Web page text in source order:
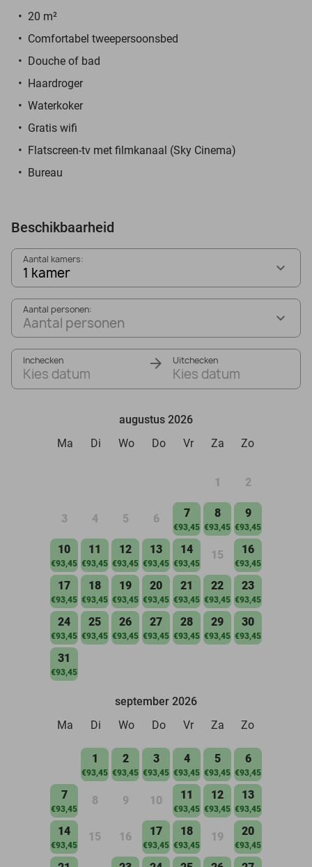
20 m²
Comfortabel tweepersoonsbed
Douche of bad
Haardroger
Waterkoker
Gratis wifi
Flatscreen-tv met filmkanaal (Sky Cinema)
Bureau
Beschikbaarheid
Aantal kamers:
1 kamer
Aantal personen:
Aantal personen
Inchecken
Kies datum
Uitchecken
Kies datum
augustus 2026
Ma
Di Wo Do Vr Za Zo
1 2
3 4 5 6 7
€93,45
8
€93,45
9
€93,45
10
€93,45
11
€93,45
12
€93,45
13
€93,45
14
€93,45
15 16
€93,45
17
€93,45
18
€93,45
19
€93,45
20
€93,45
21
€93,45
22
€93,45
23
€93,45
24
€93,45
25
€93,45
26
€93,45
27
€93,45
28
€93,45
29
€93,45
30
€93,45
31
€93,45
september 2026
Ma
Di Wo Do Vr Za Zo
1
€93,45
2
€93,45
3
€93,45
4
€93,45
5
€93,45
6
€93,45
7
€93,45
8 9 10 11
€93,45
12
€93,45
13
€93,45
14
€93,45
15 16 17
€93,45
18
€93,45
19 20
€93,45